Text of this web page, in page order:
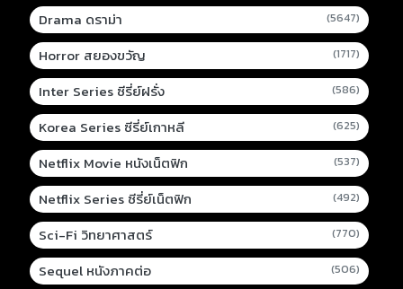
Drama ดราม่า (5647)
Horror สยองขวัญ (1717)
Inter Series ซีรี่ย์ฝรั่ง (586)
Korea Series ซีรี่ย์เกาหลี (625)
Netflix Movie หนังเน็ตฟิก (537)
Netflix Series ซีรี่ย์เน็ตฟิก (492)
Sci-Fi วิทยาศาสตร์ (770)
Sequel หนังภาคต่อ (506)